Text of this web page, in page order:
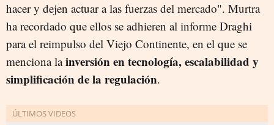
hacer y dejen actuar a las fuerzas del mercado". Murtra
ha recordado que ellos se adhieren al informe Draghi
para el reimpulso del Viejo Continente, en el que se
menciona lainversión en tecnología, escalabilidad y
simplificación de la regulación.